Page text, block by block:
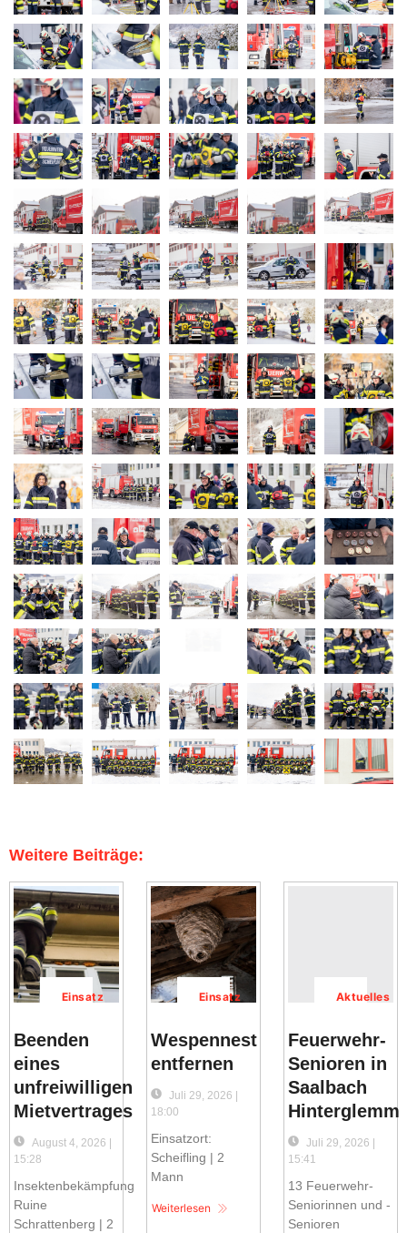
Weitere Beiträge:
Einsatz
Beenden
eines
unfreiwilligen
Mietvertrages
August 4, 2026 |
15:28
Insektenbekämpfung
Ruine
Schrattenberg | 2
Einsatz
Wespennest
entfernen
Juli 29, 2026 |
18:00
Einsatzort:
Scheifling | 2
Mann
Weiterlesen
Aktuelles
Feuerwehr-
Senioren in
Saalbach
Hinterglemm
Juli 29, 2026 |
15:41
13 Feuerwehr-
Seniorinnen und -
Senioren